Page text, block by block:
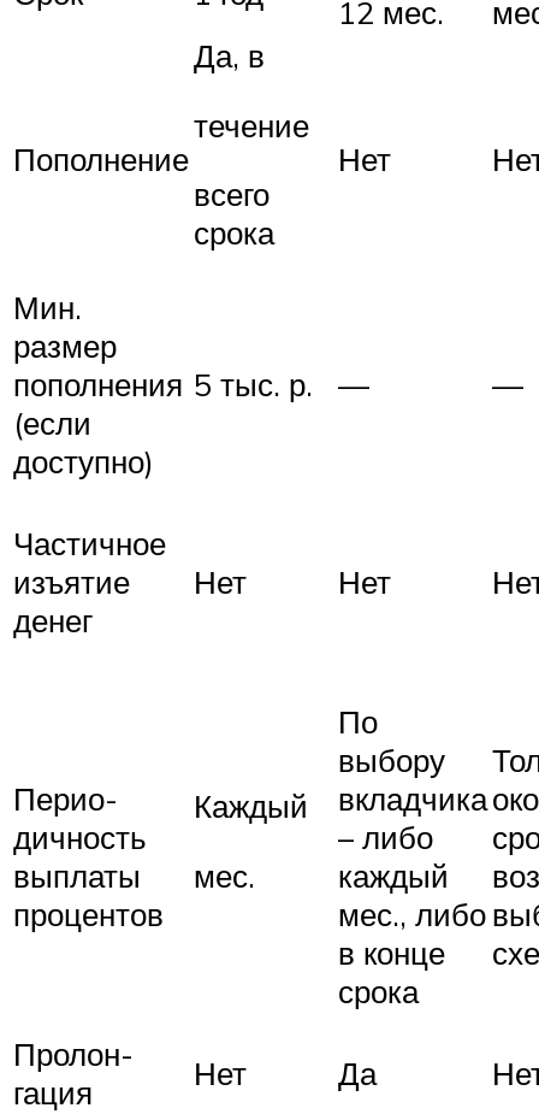
12 мес.
Пополнение
Да, в
течение
всего
срока
Нет
Мин.
размер
пополнения
(если
доступно)
5 тыс. р. — —
Частичное
изъятие
денег
Нет Нет
Перио-
дичность
выплаты
процентов
Каждый
мес.
По
выбору
вкладчика
– либо
каждый
мес., либо
в конце
срока
Пролон-
гация
Нет Да